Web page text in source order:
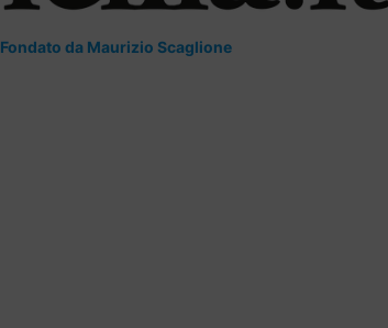
Fondato da Maurizio Scaglione